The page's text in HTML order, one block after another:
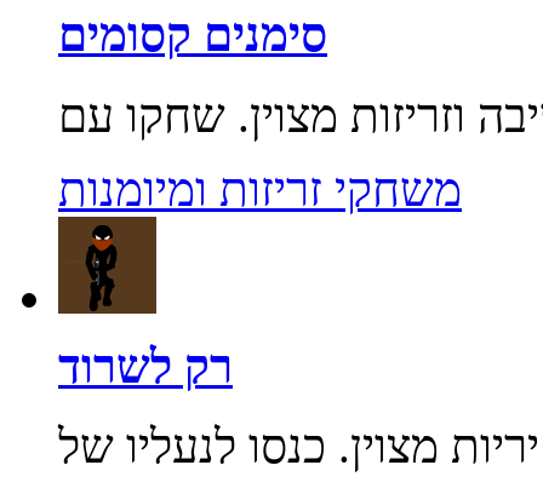
סימנים קסומים
משחקי זריזות ומיומנות
רק לשרוד